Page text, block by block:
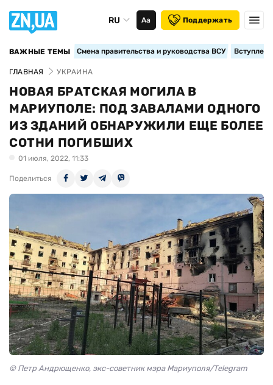
RU Аа Поддержать
ВАЖНЫЕ ТЕМЫ Смена правительства и руководства ВСУ
ГЛАВНАЯ УКРАИНА
НОВАЯ БРАТСКАЯ МОГИЛА В
МАРИУПОЛЕ: ПОД ЗАВАЛАМИ ОДНОГО
ИЗ ЗДАНИЙ ОБНАРУЖИЛИ ЕЩЕ БОЛЕЕ
СОТНИ ПОГИБШИХ
01 июля, 2022, 11:33
Поделиться
© Петр Андрющенко, экс-советник мэра Мариуполя/Telegram